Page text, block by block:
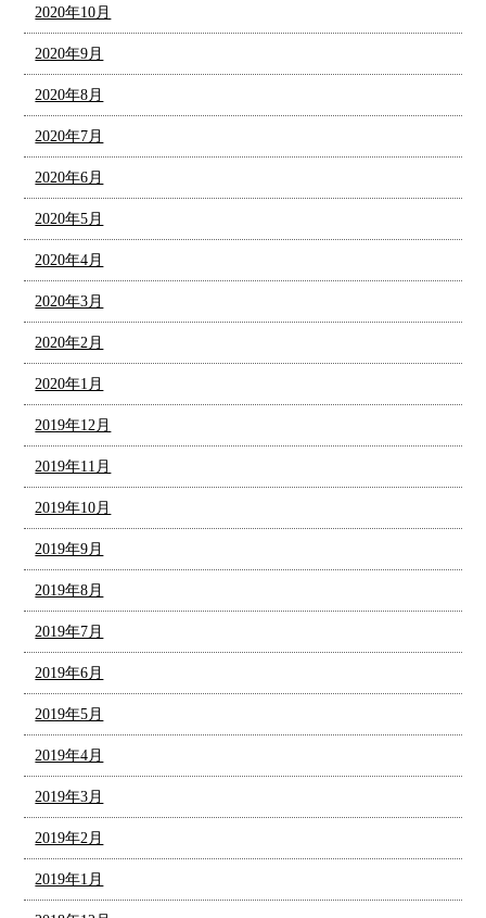
2020年10月
2020年9月
2020年8月
2020年7月
2020年6月
2020年5月
2020年4月
2020年3月
2020年2月
2020年1月
2019年12月
2019年11月
2019年10月
2019年9月
2019年8月
2019年7月
2019年6月
2019年5月
2019年4月
2019年3月
2019年2月
2019年1月